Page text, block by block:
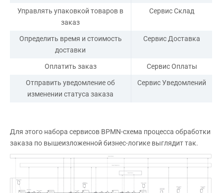
Управлять упаковкой товаров в
заказ
Сервис Склад
Определить время и стоимость
доставки
Сервис Доставка
Оплатить заказ Сервис Оплаты
Отправить уведомление об
изменении статуса заказа
Сервис Уведомлений
Для этого набора сервисов BPMN-схема процесса обработки
заказа по вышеизложенной бизнес-логике выглядит так.